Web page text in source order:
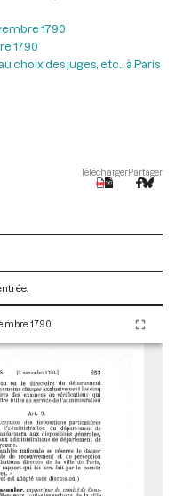
1790
1790
choix des juges, etc., à Paris
TéléchargerPartager
1790